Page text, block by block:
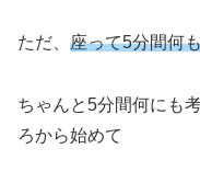
ただ、 座って5分間何
ちゃんと5分間何にも
ろから始めて